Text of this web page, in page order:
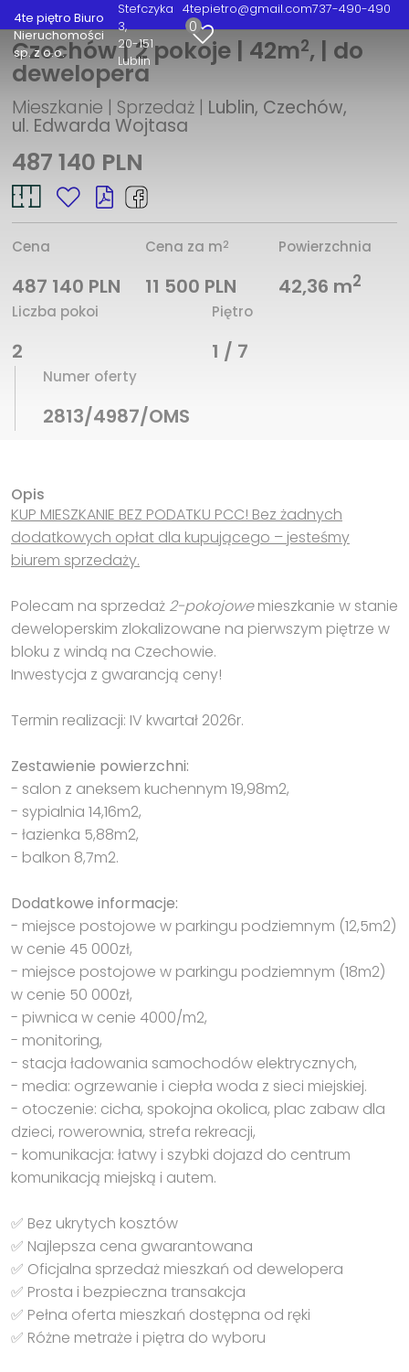
4te piętro Biuro
Nieruchomości
sp. z o.o.
Stefczyka
3
20-151
Lublin
4tepietro@gmail.com737-490-490
0
Czechów | 2 pokoje | 42m2, | do
dewelopera
Mieszkanie | Sprzedaż | Lublin, Czechów,
ul. Edwarda Wojtasa
487 140 PLN
Cena
487 140 PLN
Cena za m2
11 500 PLN
Powierzchnia
42,36 m2
Liczba pokoi
2
Piętro
1 / 7
Numer oferty
2813/4987/OMS
Opis
KUP MIESZKANIE BEZ PODATKU PCC! Bez żadnych
dodatkowych opłat dla kupującego – jesteśmy
biurem sprzedaży.
Polecam na sprzedaż 2-pokojowemieszkanie w stanie
deweloperskim zlokalizowane na pierwszym piętrze w
bloku z windą na Czechowie.
Inwestycja z gwarancją ceny!
Termin realizacji: IV kwartał 2026r.
Zestawienie powierzchni:
- salon z aneksem kuchennym 19,98m2,
- sypialnia 14,16m2,
- łazienka 5,88m2,
- balkon 8,7m2.
Dodatkowe informacje:
- miejsce postojowe w parkingu podziemnym (12,5m2)
w cenie 45 000zł,
- miejsce postojowe w parkingu podziemnym (18m2)
w cenie 50 000zł,
- piwnica w cenie 4000/m2,
- monitoring,
- stacja ładowania samochodów elektrycznych,
- media: ogrzewanie i ciepła woda z sieci miejskiej.
- otoczenie: cicha, spokojna okolica, plac zabaw dla
dzieci, rowerownia, strefa rekreacji,
- komunikacja: łatwy i szybki dojazd do centrum
komunikacją miejską i autem.
✅ Bez ukrytych kosztów
✅ Najlepsza cena gwarantowana
✅ Oficjalna sprzedaż mieszkań od dewelopera
✅ Prosta i bezpieczna transakcja
✅ Pełna oferta mieszkań dostępna od ręki
✅ Różne metraże i piętra do wyboru